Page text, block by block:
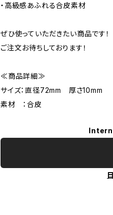
・高級感あふれる合皮素材
ぜひ使っていただきたい商品です！
ご注文お待ちしております！
≪商品詳細≫
サイズ：直径72mm 厚さ10mm
素材 ：合皮